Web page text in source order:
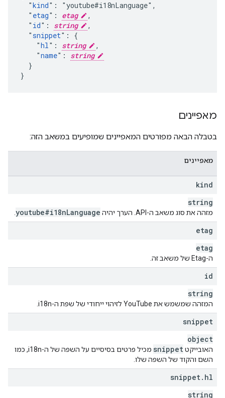
  "
kind": "youtube#i18nLanguage",
  "
etag": etag
,
  "
id": string
,
  "
snippet": {
    "
hl": string
,
    "
name": string
  }
}
מאפיינים
בטבלה הבאה מפורטים המאפיינים שמופיעים במשאב הזה:
מאפיינים
kind
string
מזהה את סוג משאב ה-API. הערך יהיה youtube#i18nLanguage
etag
etag
ה-Etag של משאב זה.
id
string
המזהה שמשמש את YouTube לזיהוי ייחודי של שפת ה-i18n.
snippet
object
האובייקטsnippet
מכיל פרטים בסיסיים על השפה של ה-i18n, כמו
השם והקוד של השפה שלו.
snippet. hl
string